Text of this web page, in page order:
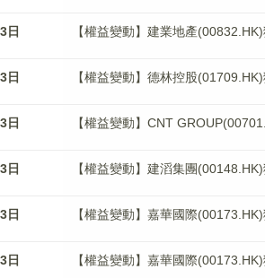
日 【權益變動】建業地產
日 【權益變動】德林控股
日 【權益變動】CNT
日 【權益變動】建滔集團
日 【權益變動】嘉華國際
日 【權益變動】嘉華國際